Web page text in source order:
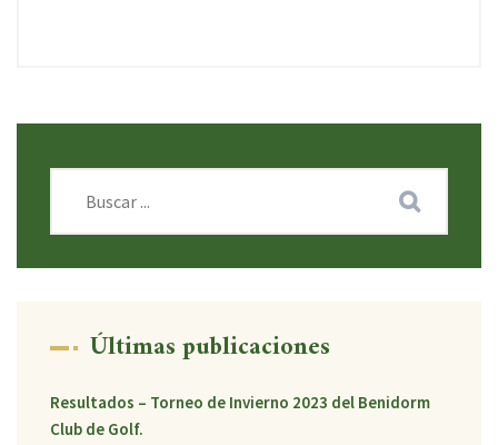
Últimas publicaciones
Resultados – Torneo de Invierno 2023 del Benidorm
Club de Golf.